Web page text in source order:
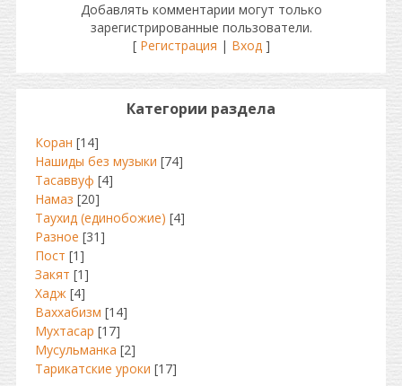
Добавлять комментарии могут только
зарегистрированные пользователи.
[ Регистрация | Вход]
Категории раздела
Коран [14]
Нашиды без музыки [74]
Тасаввуф [4]
Намаз [20]
Таухид (единобожие) [4]
Разное [31]
Пост [1]
Закят [1]
Хадж [4]
Ваххабизм [14]
Мухтасар [17]
Мусульманка [2]
Тарикатские уроки [17]